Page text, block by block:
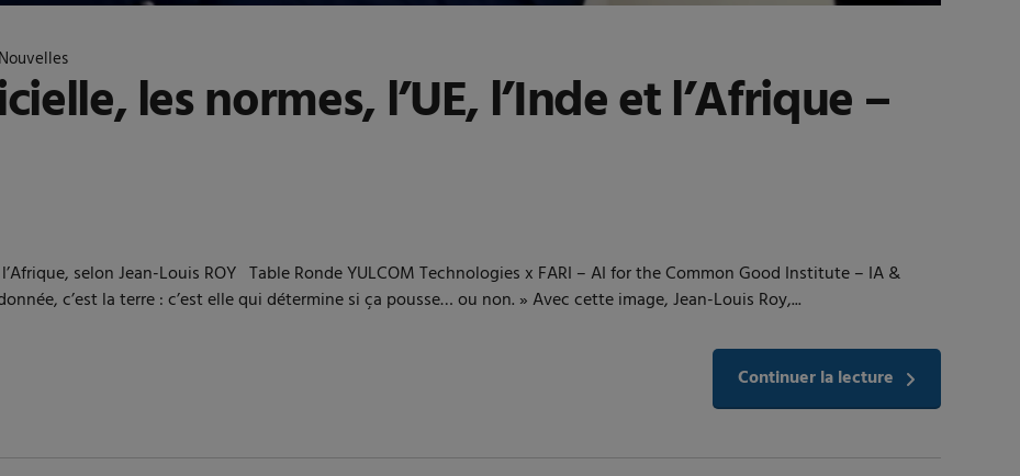
Nouvelles
les normes, l’UE, l’Inde et l’Afrique –
selon Jean-Louis ROY Table Ronde YULCOM Technologies x FARI – AI for the Common Good Institute – IA &
c’est la terre : c’est elle qui détermine si ça pousse… ou non. » Avec cette image, Jean-Louis Roy,...
Continuer la lecture